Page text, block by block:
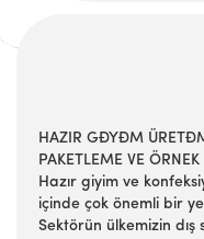
HAZIR GĐYĐM
PAKETLEME VE
Hazır giyim ve
içinde çok önemli bir
Sektörün ülkemizin dış